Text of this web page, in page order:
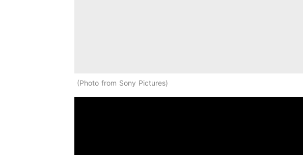
Photo from Sony Pictures